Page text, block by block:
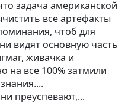
задача американской
все артефакты
чтоб для
видят основную часть
живачка и
на все 100% затмили
преуспевают,...